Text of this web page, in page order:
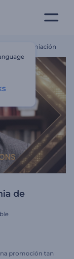
De Premiación
de
promoción tan